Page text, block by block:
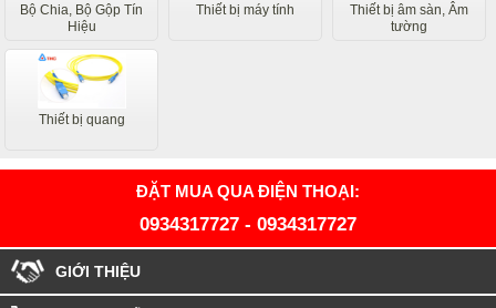
Bộ Chia, Bộ Gộp Tín
Hiệu
Thiết bị máy tính
Thiết bị âm sàn, Âm
tường
Thiết bị quang
ĐẶT MUA QUA ĐIỆN THOẠI:
0934317727 - 0934317727
GIỚI THIỆU